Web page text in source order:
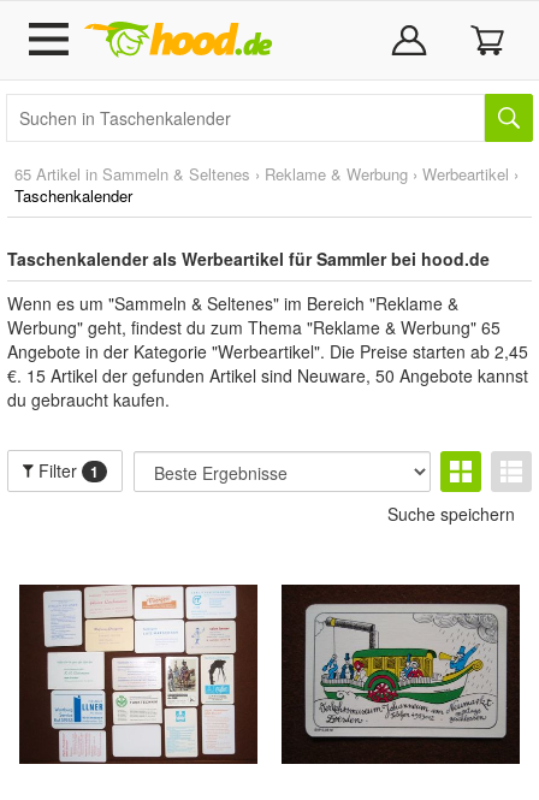
65 Artikel in Sammeln & Seltenes › Reklame & Werbung › Werbeartikel ›
Taschenkalender
Taschenkalender als Werbeartikel für Sammler bei hood.de
Wenn es um "Sammeln & Seltenes" im Bereich "Reklame &
Werbung" geht, findest du zum Thema "Reklame & Werbung" 65
Angebote in der Kategorie "Werbeartikel". Die Preise starten ab 2,45
€. 15 Artikel der gefunden Artikel sind Neuware, 50 Angebote kannst
du gebraucht kaufen.
Filter 1
Suche speichern